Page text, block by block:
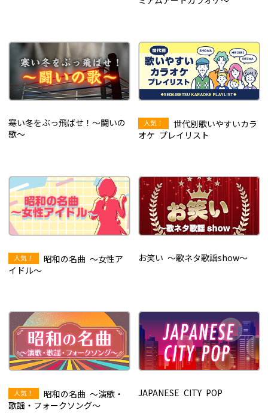
寒い冬をぶっ飛ばせ！～闘いの
歌～
世代別歌いやすいカラ
オケ プレイリスト
昭和の名曲 ～女性ア
イドル～
お笑い ～歌ネタ歌謡show～
昭和の名曲 ～演歌・
歌謡・フォークソング～
JAPANESE CITY POP